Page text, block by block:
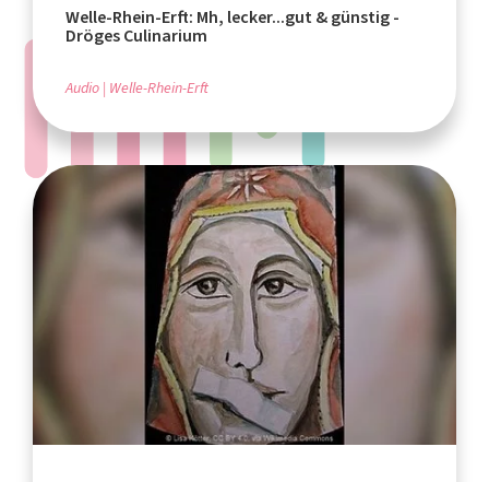
Welle-Rhein-Erft: Mh, lecker...gut & günstig -
Dröges Culinarium
Audio Welle-Rhein-Erft